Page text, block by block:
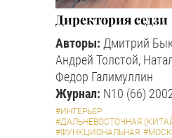
Директория седзи
Авторы: Дмитрий
Андрей Толстой,
Федор Галимуллин
Журнал: N10 (66)
#ИНТЕРЬЕР
#ДАЛЬНЕВОСТОЧНАЯ
#ФУНКЦИОНАЛЬНАЯ